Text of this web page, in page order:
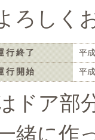
ろしく
行終了
平
行開始
平
ドア部
緒に作